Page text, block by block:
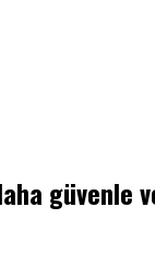
güvenle